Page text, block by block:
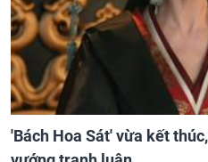
'Bách Hoa Sát' vừa kết